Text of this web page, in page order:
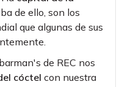
de ello, son los
que algunas de sus
de REC nos
cóctel con nuestra